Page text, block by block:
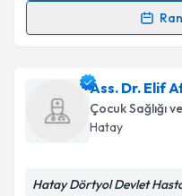
takvim
E-posta Adresiniz
Ass. Dr. Elif
Çocuk Sağlığı
Hatay
Hatay Dörtyol Devlet